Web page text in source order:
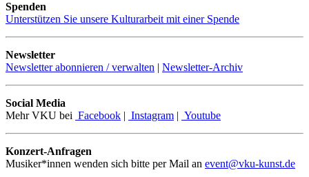
Spenden
Unterstützen Sie unsere Kulturarbeit mit einer Spende
Newsletter
Newsletter abonnieren / verwalten | Newsletter-Archiv
Social Media
Mehr VKU bei Facebook | Instagram | Youtube
Konzert-Anfragen
Musiker*innen wenden sich bitte per Mail an event@vku-kunst.de